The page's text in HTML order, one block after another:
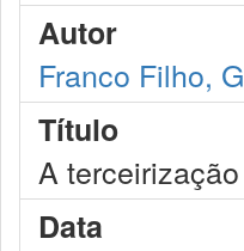
Autor
Franco Filho,
Título
A
Data